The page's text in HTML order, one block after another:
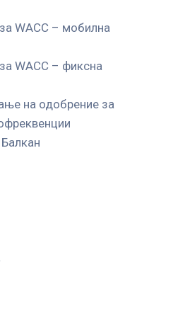
WACC – мобилна
WACC – фиксна
на одобрение за